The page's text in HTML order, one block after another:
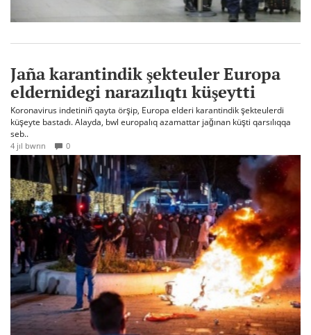
Jaña karantindik şekteuler Europa
eldernidegi narazılıqtı küşeytti
Koronavirus indetiniñ qayta örşip, Europa elderi karantindik şekteulerdi
küşeyte bastadı. Alayda, bwl europalıq azamattar jağınan küşti qarsılıqqa
seb..
4 jıl bwrın 0